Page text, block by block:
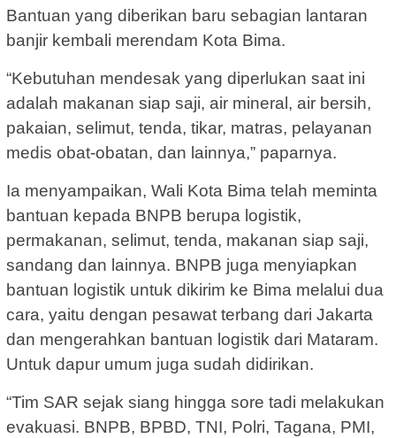
Bantuan yang diberikan baru sebagian lantaran
banjir kembali merendam Kota Bima.
“Kebutuhan mendesak yang diperlukan saat ini
adalah makanan siap saji, air mineral, air bersih,
pakaian, selimut, tenda, tikar, matras, pelayanan
medis obat-obatan, dan lainnya,” paparnya.
Ia menyampaikan, Wali Kota Bima telah meminta
bantuan kepada BNPB berupa logistik,
permakanan, selimut, tenda, makanan siap saji,
sandang dan lainnya. BNPB juga menyiapkan
bantuan logistik untuk dikirim ke Bima melalui dua
cara, yaitu dengan pesawat terbang dari Jakarta
dan mengerahkan bantuan logistik dari Mataram.
Untuk dapur umum juga sudah didirikan.
“Tim SAR sejak siang hingga sore tadi melakukan
evakuasi. BNPB, BPBD, TNI, Polri, Tagana, PMI,